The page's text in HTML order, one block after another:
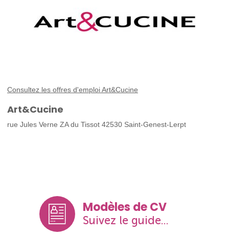
Consultez les offres d'emploi Art&Cucine
Art&Cucine
rue Jules Verne ZA du Tissot 42530 Saint-Genest-Lerpt
Modèles de CV
Suivez le guide...